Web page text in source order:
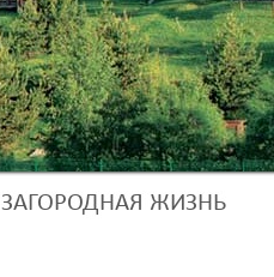
ЗАГОРОДНАЯ ЖИЗНЬ